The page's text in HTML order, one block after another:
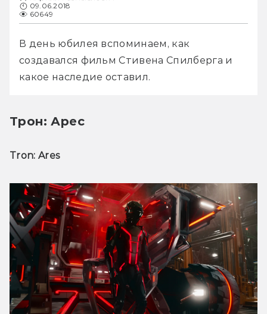
09.06.2018
60649
В день юбилея вспоминаем, как
создавался фильм Стивена Спилберга и
какое наследие оставил.
Трон: Арес
Tron: Ares